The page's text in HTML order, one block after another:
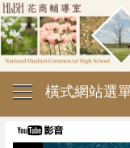
橫式網站選